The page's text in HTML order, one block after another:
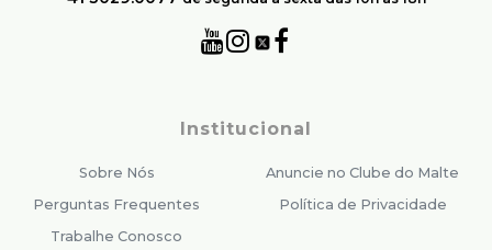
Institucional
Sobre Nós
Perguntas Frequentes
Trabalhe Conosco
Anuncie no Clube do Malte
Política de Privacidade